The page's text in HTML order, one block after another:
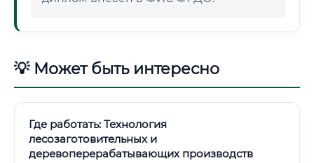
💡 Может быть интересно
Где работать: Технология
лесозаготовительных и
деревоперерабатывающих производств